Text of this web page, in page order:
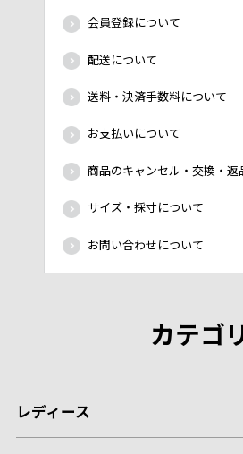
会員登録について
配送について
送料・決済手数料について
お支払いについて
商品のキャンセル・交換・返
サイズ・採寸について
お問い合わせについて
カテゴ
レディース